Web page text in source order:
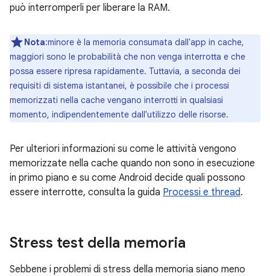
può interromperli per liberare la RAM.
Nota:minore è la memoria consumata dall'app in cache,
maggiori sono le probabilità che non venga interrotta e che
possa essere ripresa rapidamente. Tuttavia, a seconda dei
requisiti di sistema istantanei, è possibile che i processi
memorizzati nella cache vengano interrotti in qualsiasi
momento, indipendentemente dall'utilizzo delle risorse.
Per ulteriori informazioni su come le attività vengono
memorizzate nella cache quando non sono in esecuzione
in primo piano e su come Android decide quali possono
essere interrotte, consulta la guida Processi e thread.
Stress test della memoria
Sebbene i problemi di stress della memoria siano meno